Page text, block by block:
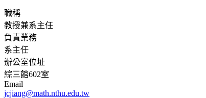
職稱
教授兼系主任
負責業務
系主任
辦公室位址
綜三館602室
Email
jcjiang@math.nthu.edu.tw